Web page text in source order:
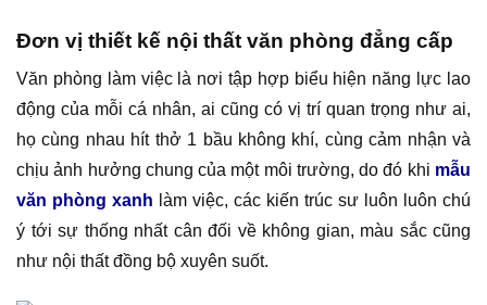
Đơn vị thiết kế nội thất văn phòng đẳng cấp
Văn phòng làm việc là nơi tập hợp biểu hiện năng lực lao
động của mỗi cá nhân, ai cũng có vị trí quan trọng như ai,
họ cùng nhau hít thở 1 bầu không khí, cùng cảm nhận và
chịu ảnh hưởng chung của một môi trường, do đó khi mẫu
văn phòng xanh làm việc, các kiến trúc sư luôn luôn chú
ý tới sự thống nhất cân đối về không gian, màu sắc cũng
như nội thất đồng bộ xuyên suốt.